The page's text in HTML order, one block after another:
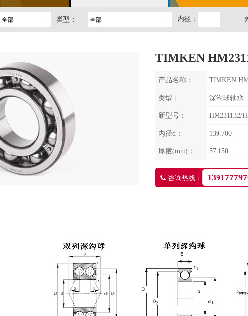
全部 类型： 全部 内径：
TIMKEN
产品名称： TIMKEN
类型： 深沟球轴承
新型号： HM231132/
内径d： 139.700
厚度(mm)： 57.150
咨询热线：